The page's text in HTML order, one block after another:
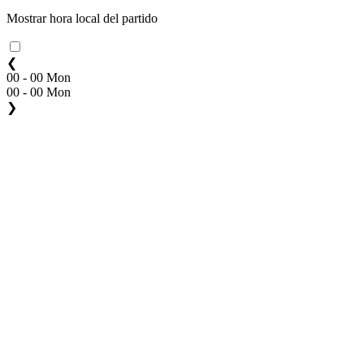
Mostrar hora local del partido
❮
00 - 00 Mon
00 - 00 Mon
❯